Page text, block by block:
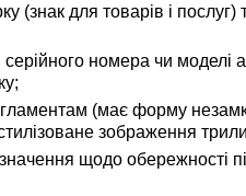
(знак для товарів і послуг)
серійного номера чи
(має форму
зображення
щодо обережності